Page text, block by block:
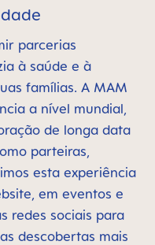
parcerias
à saúde e à
famílias. A MAM
a nível mundial,
de longa data
parteiras,
esta experiência
em eventos e
redes sociais para
descobertas mais